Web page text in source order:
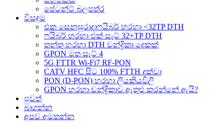
පේටන්ට් බලපත්ර
විසඳුම
එක සෙනසුරාදාෆයිබර් හරහා <32TP DTH
ෆයිබර් හරහා එක් සැට් 32+TP DTH
තන්තු හරහා DTH චන්ද්‍රිකා දෙකක්
GPON මත සැට් 4
5G FTTR Wi-Fi7 RF-PON
CATV HFC සිට 100% FTTH දක්වා
PON (D-PON) හරහා ලියකියවිලි
GPON හරහා චන්ද්‍රිකාව ඇතුළු කරන්නේ ඇයි?
පුවත්
බාගන්න
අපව අමතන්න